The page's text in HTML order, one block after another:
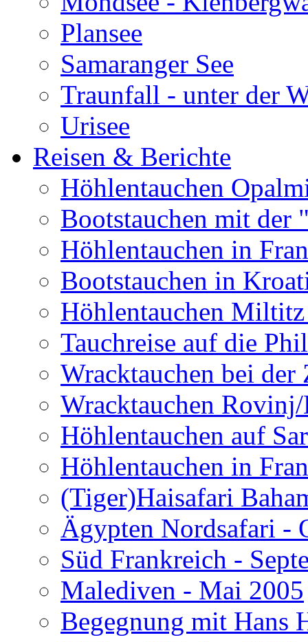
Plansee
Samaranger See
Traunfall - unter der
Urisee
Reisen & Berichte
Höhlentauchen
Bootstauchen mit
Höhlentauchen in
Bootstauchen in
Höhlentauchen
Tauchreise auf die
Wracktauchen bei der
Wracktauchen
Höhlentauchen auf
Höhlentauchen in
(Tiger)Haisafari
Ägypten Nordsafari -
Süd Frankreich -
Malediven - Mai 2005
Begegnung mit Hans